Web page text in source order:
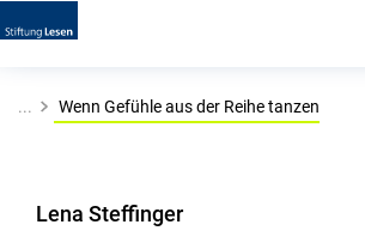
... Wenn Gefühle aus der Reihe tanzen
Lena Steffinger